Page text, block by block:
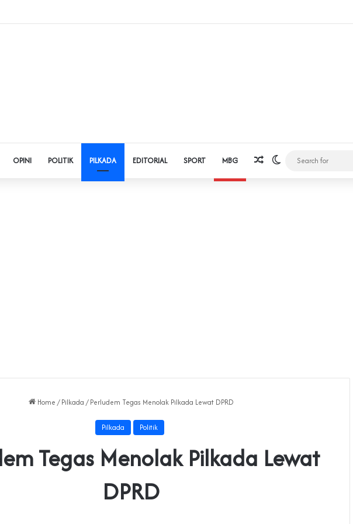
Judol dan Pinjol, Polda Banten Gandeng SPSI Perkuat Literasi Digital
OPINI POLITIK PILKADA EDITORIAL SPORT MBG Random Article
Switch skin
Home / Pilkada / Perludem Tegas Menolak Pilkada Lewat DPRD
Pilkada Politik
Tegas Menolak Pilkada Lewat
DPRD